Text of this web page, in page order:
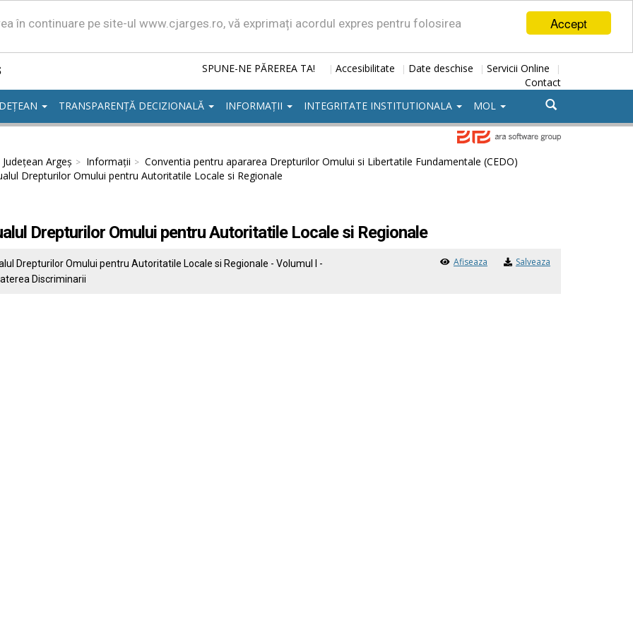
Accept
în continuare pe site-ul www.cjarges.ro, vă exprimați acordul expres pentru folosirea
SPUNE-NE PĂREREA TA! | Accesibilitate | Date deschise | Servicii Online |
Contact
TRANSPARENȚĂ DECIZIONALĂ INFORMAȚII INTEGRITATE INSTITUTIONALA MOL
Argeș Informații
Conventia pentru apararea Drepturilor Omului si Libertatile Fundamentale (CEDO)
Drepturilor Omului pentru Autoritatile Locale si Regionale
Drepturilor Omului pentru Autoritatile Locale si Regionale
Drepturilor Omului pentru Autoritatile Locale si Regionale - Volumul I -
Discriminarii
Afiseaza Salveaza